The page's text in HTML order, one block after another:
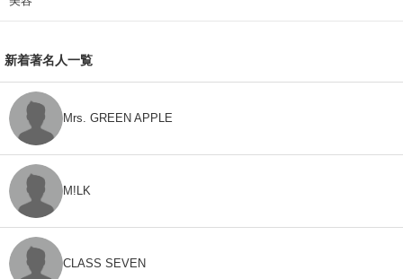
新着著名人一覧
Mrs. GREEN APPLE
M!LK
CLASS SEVEN